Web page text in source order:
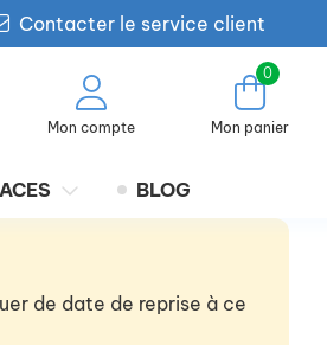
Contacter le service client
Mon compte
0
Mon panier
BLOG
de date de reprise à ce